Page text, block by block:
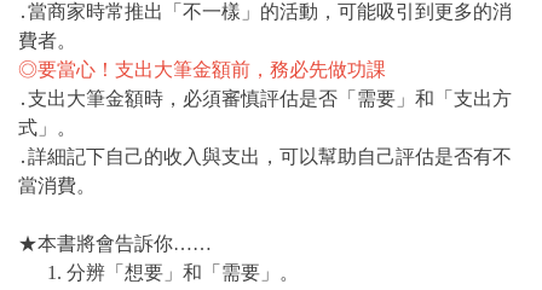
․當商家時常推出「不一樣」的活動，可能吸引到更多的消
費者。
◎要當心！支出大筆金額前，務必先做功課
․支出大筆金額時，必須審慎評估是否「需要」和「支出方
式」。
․詳細記下自己的收入與支出，可以幫助自己評估是否有不
當消費。
★本書將會告訴你……
分辨「想要」和「需要」。